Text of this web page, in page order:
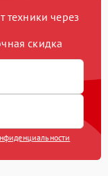
техники через
скидка